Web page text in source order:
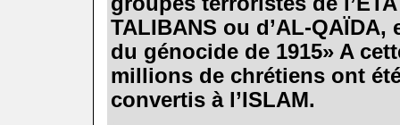
TALIBANS ou d’AL-
du génocide de 1915» A
millions de chrétiens ont
convertis à l’ISLAM.